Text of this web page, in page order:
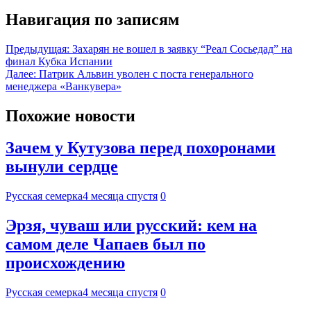
Навигация по записям
Предыдущая: Захарян не вошел в заявку “Реал Сосьедад” на
финал Кубка Испании
Далее: Патрик Альвин уволен с поста генерального
менеджера «Ванкувера»
Похожие новости
Зачем у Кутузова перед похоронами
вынули сердце
Русская семерка4 месяца спустя 0
Эрзя, чуваш или русский: кем на
самом деле Чапаев был по
происхождению
Русская семерка4 месяца спустя 0